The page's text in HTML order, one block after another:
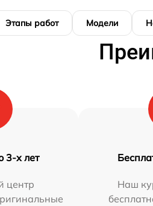
Этапы работ Модели
3-х лет
центр
Наш